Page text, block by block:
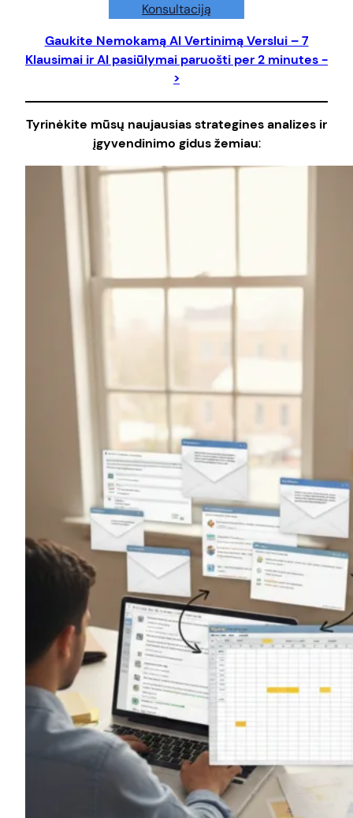
Konsultaciją
Gaukite Nemokamą AI Vertinimą Verslui – 7
Klausimai ir AI pasiūlymai paruošti per 2 minutes -
>
Tyrinėkite mūsų naujausias strategines analizes ir
įgyvendinimo gidus žemiau: